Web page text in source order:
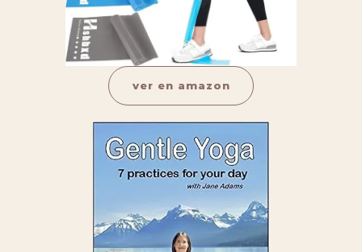
ver en amazon